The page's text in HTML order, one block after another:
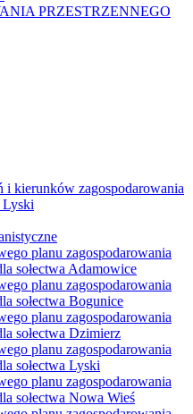
PRZESTRZENNEGO
i kierunków zagospodarowania
Lyski
planu zagospodarowania
sołectwa Adamowice
planu zagospodarowania
sołectwa Bogunice
planu zagospodarowania
sołectwa Dzimierz
planu zagospodarowania
sołectwa Lyski
planu zagospodarowania
sołectwa Nowa Wieś